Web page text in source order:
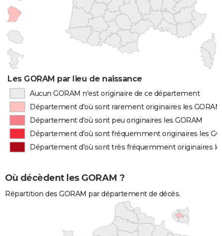
Les GORAM par lieu de naissance
Aucun GORAM n'est originaire de ce département
Département d'où sont rarement originaires les GORAM
Département d'où sont peu originaires les GORAM
Département d'où sont fréquemment originaires les
Département d'où sont très fréquemment originaires
Où décèdent les GORAM ?
Répartition des GORAM par département de décès.